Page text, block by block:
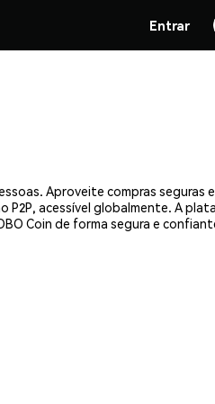
Entrar
Aproveite compras seguras
acessível globalmente. A
Coin de forma segura e